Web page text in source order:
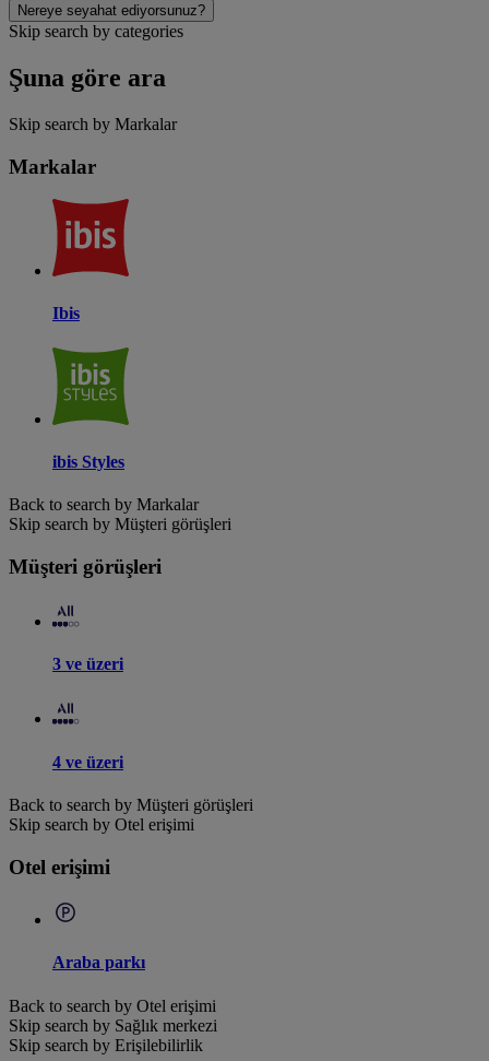
Nereye seyahat ediyorsunuz?
Skip search by categories
Şuna göre ara
Skip search by Markalar
Markalar
Ibis
ibis Styles
Back to search by Markalar
Skip search by Müşteri görüşleri
Müşteri görüşleri
3 ve üzeri
4 ve üzeri
Back to search by Müşteri görüşleri
Skip search by Otel erişimi
Otel erişimi
Araba parkı
Back to search by Otel erişimi
Skip search by Sağlık merkezi
Skip search by Erişilebilirlik